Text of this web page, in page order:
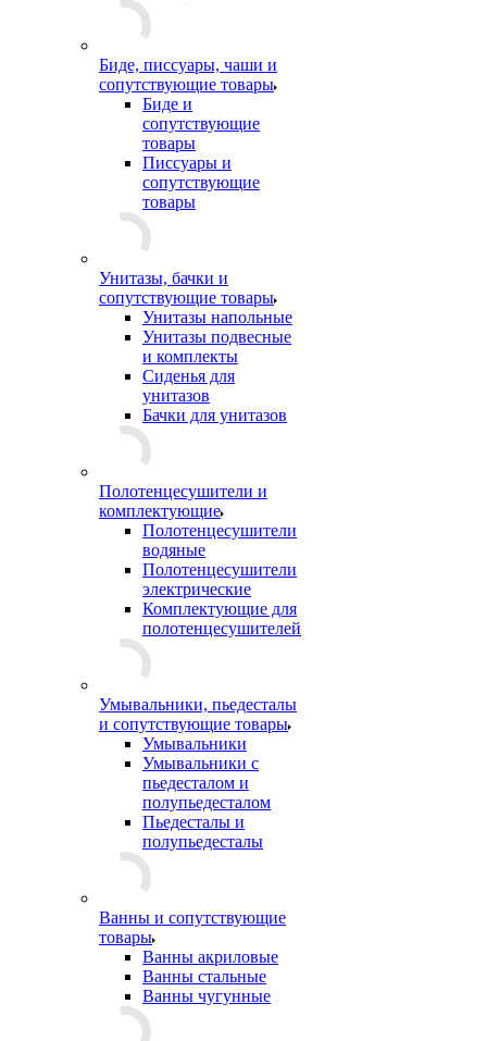
Биде, писсуары, чаши и
сопутствующие товары
Биде и
сопутствующие
товары
Писсуары и
сопутствующие
товары
Унитазы, бачки и
сопутствующие товары
Унитазы напольные
Унитазы подвесные
и комплекты
Сиденья для
унитазов
Бачки для унитазов
Полотенцесушители и
комплектующие
Полотенцесушители
водяные
Полотенцесушители
электрические
Комплектующие для
полотенцесушителей
Умывальники, пьедесталы
и сопутствующие товары
Умывальники
Умывальники с
пьедесталом и
полупьедесталом
Пьедесталы и
полупьедесталы
Ванны и сопутствующие
товары
Ванны акриловые
Ванны стальные
Ванны чугунные